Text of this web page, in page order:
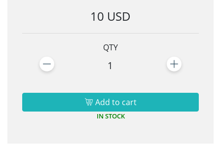
10 USD
QTY
1
Add to cart
IN STOCK